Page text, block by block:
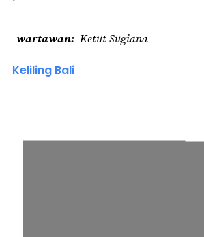
wartawan Ketut Sugiana
Keliling Bali